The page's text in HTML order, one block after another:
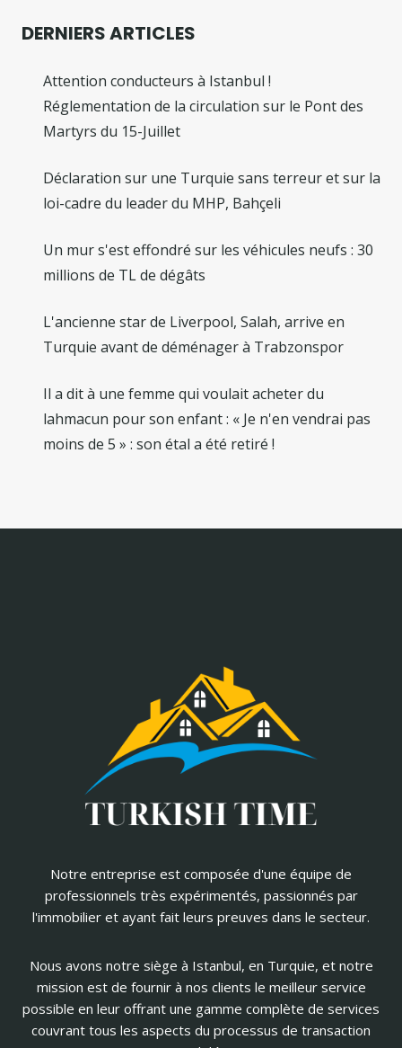
DERNIERS ARTICLES
Attention conducteurs à Istanbul !
Réglementation de la circulation sur le Pont des
Martyrs du 15-Juillet
Déclaration sur une Turquie sans terreur et sur la
loi-cadre du leader du MHP, Bahçeli
Un mur s'est effondré sur les véhicules neufs : 30
millions de TL de dégâts
L'ancienne star de Liverpool, Salah, arrive en
Turquie avant de déménager à Trabzonspor
Il a dit à une femme qui voulait acheter du
lahmacun pour son enfant : « Je n'en vendrai pas
moins de 5 » : son étal a été retiré !
Notre entreprise est composée d'une équipe de
professionnels très expérimentés, passionnés par
l'immobilier et ayant fait leurs preuves dans le secteur.
Nous avons notre siège à Istanbul, en Turquie, et notre
mission est de fournir à nos clients le meilleur service
possible en leur offrant une gamme complète de services
couvrant tous les aspects du processus de transaction